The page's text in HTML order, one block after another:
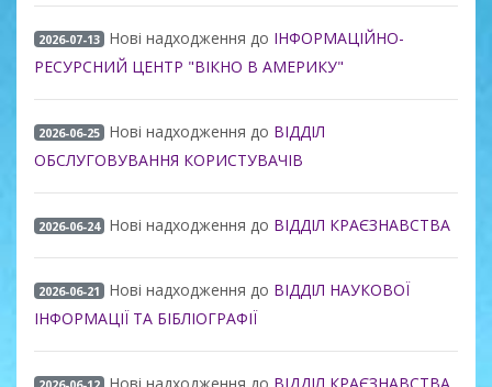
2026-07-13 Нові надходження до ІНФОРМАЦІЙНО-
РЕСУРСНИЙ ЦЕНТР "ВІКНО В АМЕРИКУ"
2026-06-25 Нові надходження до ВІДДІЛ
ОБСЛУГОВУВАННЯ КОРИСТУВАЧІВ
2026-06-24 Нові надходження до ВІДДІЛ КРАЄЗНАВСТВА
2026-06-21 Нові надходження до ВІДДІЛ НАУКОВОЇ
ІНФОРМАЦІЇ ТА БІБЛІОГРАФІЇ